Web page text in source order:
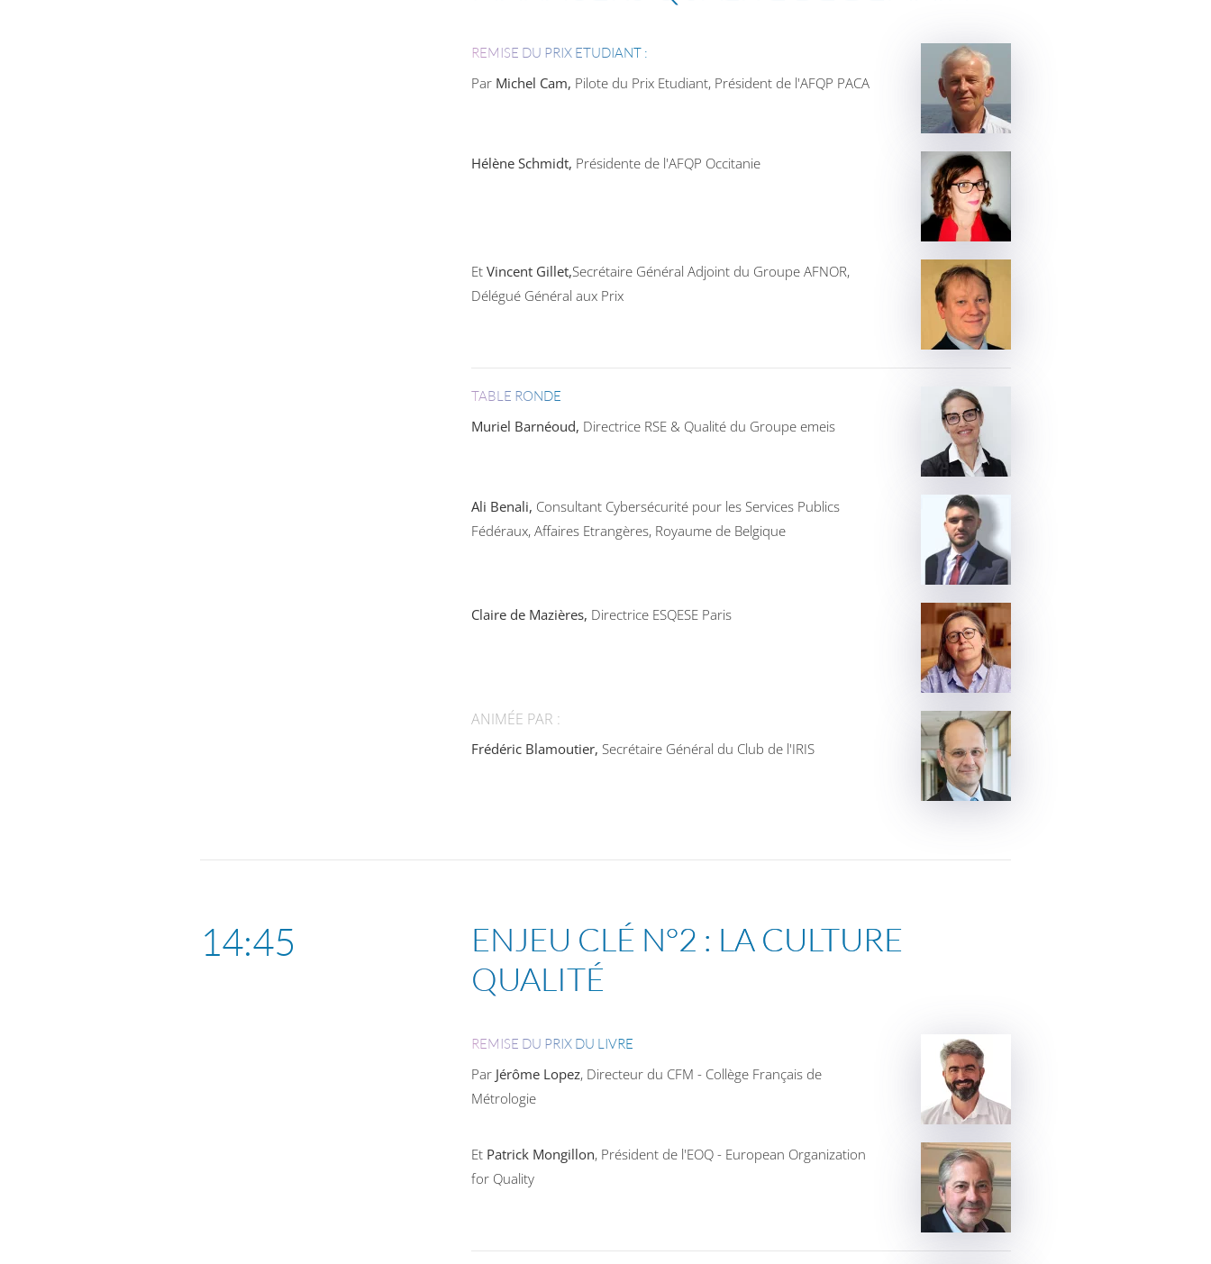
REMISE DU PRIX ETUDIANT :
Par Michel Cam, Pilote du Prix Etudiant, Président de l'AFQP PACA
Hélène Schmidt, Présidente de l'AFQP Occitanie
Et Vincent Gillet,Secrétaire Général Adjoint du Groupe AFNOR,
Délégué Général aux Prix
TABLE RONDE
Muriel Barnéoud, Directrice RSE & Qualité du Groupe emeis
Ali Benali, Consultant Cybersécurité pour les Services Publics
Fédéraux, Affaires Etrangères, Royaume de Belgique
Claire de Mazières, Directrice ESQESE Paris
ANIMÉE PAR :
Frédéric Blamoutier, Secrétaire Général du Club de l'IRIS
14:45
ENJEU CLÉ N°2 : LA CULTURE
QUALITÉ
REMISE DU PRIX DU LIVRE
Par Jérôme Lopez, Directeur du CFM - Collège Français de
Métrologie
Et Patrick Mongillon, Président de l'EOQ - European Organization
for Quality